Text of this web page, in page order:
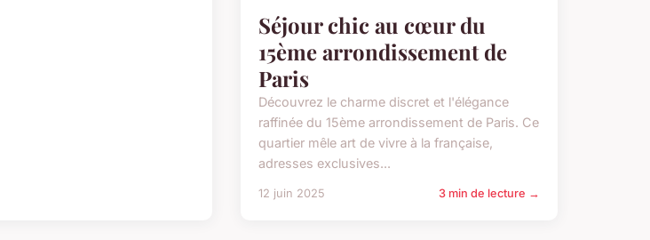
Séjour chic au cœur du
15ème arrondissement de
Paris
Découvrez le charme discret et l'élégance
raffinée du 15ème arrondissement de Paris. Ce
quartier mêle art de vivre à la française,
adresses exclusives...
12 juin 2025 3 min de lecture →